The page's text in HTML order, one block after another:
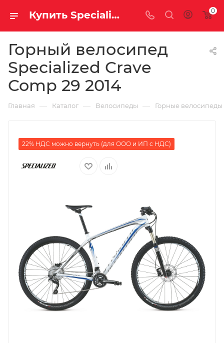
Купить Specialized Crave Comp 29 2014 за рублей, а со скидкой 0
Горный велосипед
Specialized Crave
Comp 29 2014
Главная — Каталог — Велосипеды — Горные велосипеды
22% НДС можно вернуть (для ООО и ИП с НДС)